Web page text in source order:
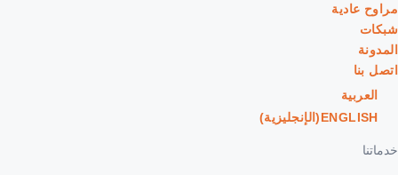
مراوح عادية
شبكات
المدونة
اتصل بنا
العربية
ENGLISH
(الإنجليزية)
خدماتنا